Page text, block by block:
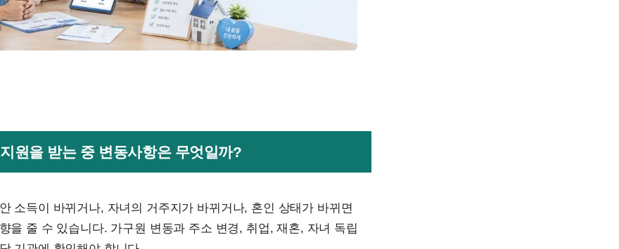
원을 받는 중 변동사항은 무엇일까?
소득이 바뀌거나, 자녀의 거주지가 바뀌거나, 혼인 상태가 바뀌면
을 줄 수 있습니다. 가구원 변동과 주소 변경, 취업, 재혼, 자녀 독립